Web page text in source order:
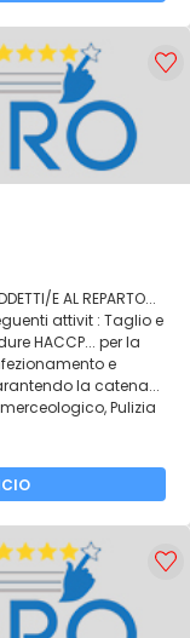
E AL REPARTO...
attivit : Taglio e
HACCP... per la
e
la catena...
Pulizia